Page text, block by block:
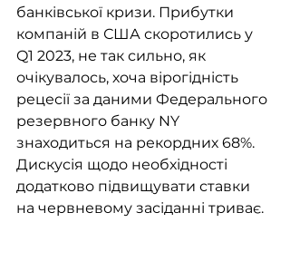
банківської кризи. Прибутки
компаній в США скоротились у
Q1 2023, не так сильно, як
очікувалось, хоча вірогідність
рецесії за даними Федерального
резервного банку NY
знаходиться на рекордних 68%.
Дискусія щодо необхідності
додатково підвищувати ставки
на червневому засіданні триває.